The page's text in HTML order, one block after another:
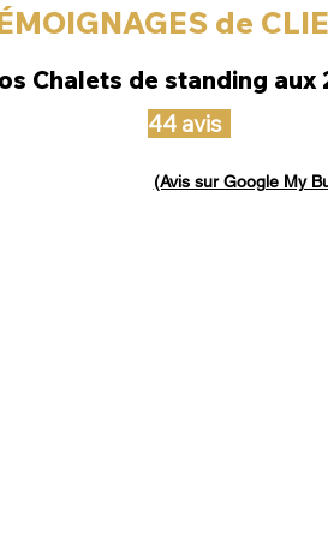
de
Chalets de standing
44 avis
(Avis sur Google My